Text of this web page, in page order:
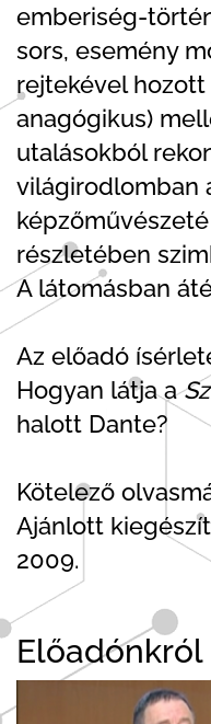
emberiség-
sors, esemény
rejtekével
anagógikus)
utalásokból
világirodlomban
részletében
A látomásban
Az előadó
Hogyan látja a
halott Dante?
Kötelező
Ajánlott
2009.
Előadónkról